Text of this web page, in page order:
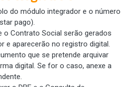
do módulo integrador e o número
pago).
o Contrato Social serão gerados
e aparecerão no registro digital.
que se pretende arquivar
digital. Se for o caso, anexe a